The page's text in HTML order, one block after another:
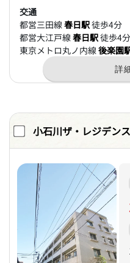
交通
都営三田線春日駅徒歩4分
都営大江戸線春日駅徒歩4分
東京メトロ丸ノ内線後楽園
小石川ザ・レジデン